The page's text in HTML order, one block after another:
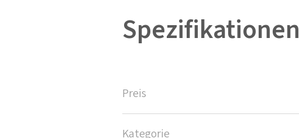
Spezifikationen
Preis
Kategorie